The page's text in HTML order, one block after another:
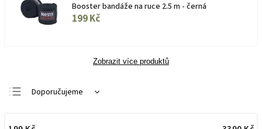
Booster bandáže na ruce 2.5 m - černá
199 Kč
Zobrazit více produktů
Doporučujeme